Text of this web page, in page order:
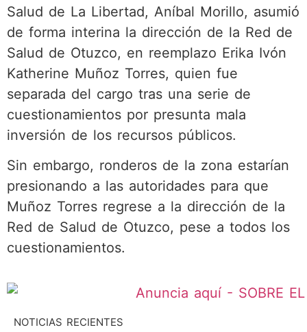
Salud de La Libertad, Aníbal Morillo, asumió
de forma interina la dirección de la Red de
Salud de Otuzco, en reemplazo Erika Ivón
Katherine Muñoz Torres, quien fue
separada del cargo tras una serie de
cuestionamientos por presunta mala
inversión de los recursos públicos.
Sin embargo, ronderos de la zona estarían
presionando a las autoridades para que
Muñoz Torres regrese a la dirección de la
Red de Salud de Otuzco, pese a todos los
cuestionamientos.
NOTICIAS RECIENTES